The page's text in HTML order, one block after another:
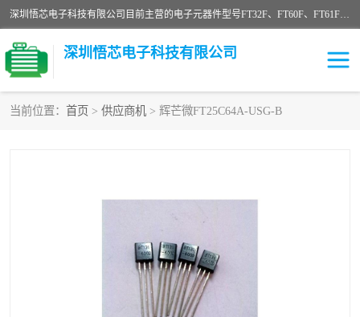
深圳悟芯电子科技有限公司目前主营的电子元器件型号FT32F、FT60F、FT61F、FT62F、FT64F、FT61FC、MCU EEPROM MOS LDO 稳压管 触摸IC DC-DC AC-DC 协议IC等，广泛应用于LED射灯、LED日光灯、等诸多领域。
深圳悟芯电子科技有限公司
当前位置： 首页 > 供应商机 > 辉芒微FT25C64A-USG-B
FT32F
FT61F
FT64F